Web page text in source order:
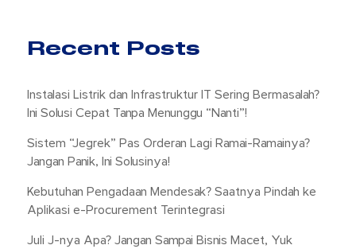
Recent Posts
Instalasi Listrik dan Infrastruktur IT Sering Bermasalah?
Ini Solusi Cepat Tanpa Menunggu “Nanti”!
Sistem “Jegrek” Pas Orderan Lagi Ramai-Ramainya?
Jangan Panik, Ini Solusinya!
Kebutuhan Pengadaan Mendesak? Saatnya Pindah ke
Aplikasi e-Procurement Terintegrasi
Juli J-nya Apa? Jangan Sampai Bisnis Macet, Yuk